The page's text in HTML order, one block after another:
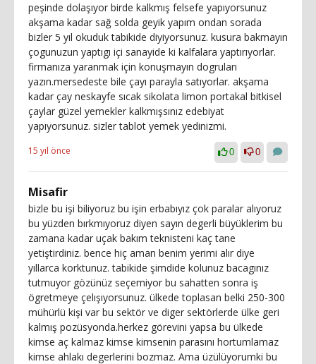
peşinde dolaşıyor birde kalkmış felsefe yapıyorsunuz
akşama kadar sağ solda geyik yapım ondan sorada
bizler 5 yıl okuduk tabikide diyiyorsunuz. kusura bakmayın
çogunuzun yaptıgı içi sanayide ki kalfalara yaptırıyorlar.
firmanıza yaranmak için konuşmayın dogruları
yazın.mersedeste bile çayı parayla satıyorlar. akşama
kadar çay neskayfe sıcak sikolata limon portakal bitkisel
çaylar güzel yemekler kalkmışsınız edebiyat
yapıyorsunuz. sizler tablot yemek yedinizmi.
15 yıl önce 0 0
Misafir
bizle bu işi biliyoruz bu işin erbabıyız çok paralar alıyoruz
bu yüzden bırkmıyoruz diyen sayın degerli büyüklerim bu
zamana kadar uçak bakım teknisteni kaç tane
yetiştirdiniz. bence hiç aman benim yerimi alır diye
yıllarca korktunuz. tabikide şimdide kolunuz bacagınız
tutmuyor gözünüz seçemiyor bu sahatten sonra iş
ögretmeye çelışıyorsunuz. ülkede toplasan belki 250-300
mühürlü kişi var bu sektör ve diger sektörlerde ülke geri
kalmış pozüsyonda.herkez görevini yapsa bu ülkede
kimse aç kalmaz kimse kimsenin parasını hortumlamaz
kimse ahlakı degerlerini bozmaz. Ama üzülüyorumki bu